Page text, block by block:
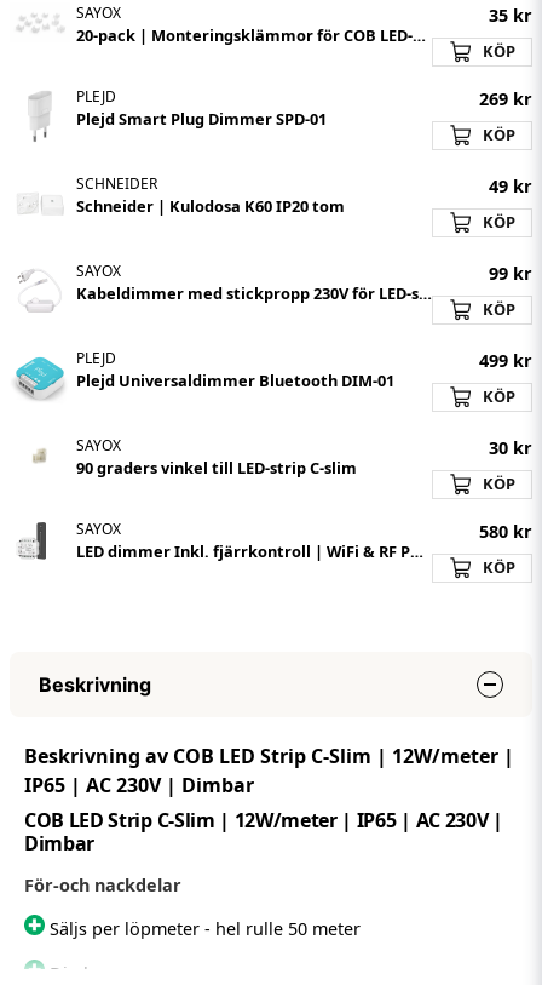
SAYOX
20-pack | Monteringsklämmor för COB LED-strips
35 kr
KÖP
PLEJD
Plejd Smart Plug Dimmer SPD-01
269 kr
KÖP
SCHNEIDER
Schneider | Kulodosa K60 IP20 tom
49 kr
KÖP
SAYOX
Kabeldimmer med stickpropp 230V för LED-strip
99 kr
KÖP
PLEJD
Plejd Universaldimmer Bluetooth DIM-01
499 kr
KÖP
SAYOX
90 graders vinkel till LED-strip C-slim
30 kr
KÖP
SAYOX
LED dimmer Inkl. fjärrkontroll | WiFi & RF Push | 230V
580 kr
KÖP
Beskrivning
Beskrivning av COB LED Strip C-Slim | 12W/meter |
IP65 | AC 230V | Dimbar
COB LED Strip C-Slim | 12W/meter | IP65 | AC 230V |
Dimbar
För-och nackdelar
Säljs per löpmeter - hel rulle 50 meter
Dimbar